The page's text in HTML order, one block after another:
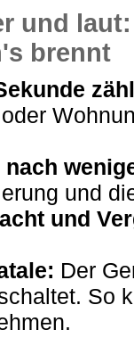
und
brennt
nach
und
und
Der
So